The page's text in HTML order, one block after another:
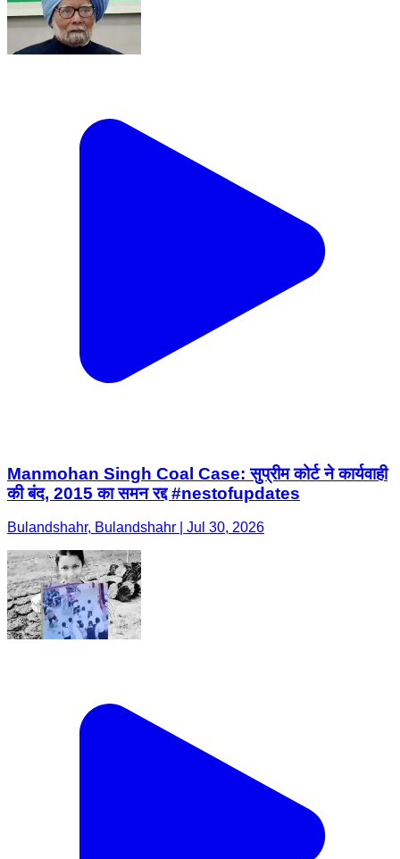
Manmohan Singh Coal Case: सुप्रीम कोर्ट ने कार्यवाही
की बंद, 2015 का समन रद्द #nestofupdates
Bulandshahr, Bulandshahr | Jul 30, 2026